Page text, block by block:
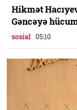
Hikmət
Gəncəyə
sosial 05:10